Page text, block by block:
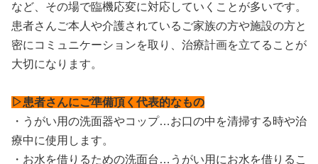
など、その場で臨機応変に対応していくことが多いです。
患者さんご本人や介護されているご家族の方や施設の方と
密にコミュニケーションを取り、治療計画を立てることが
大切になります。
▷患者さんにご準備頂く代表的なもの
・うがい用の洗面器やコップ…お口の中を清掃する時や治
療中に使用します。
・お水を借りるための洗面台…うがい用にお水を借りるこ